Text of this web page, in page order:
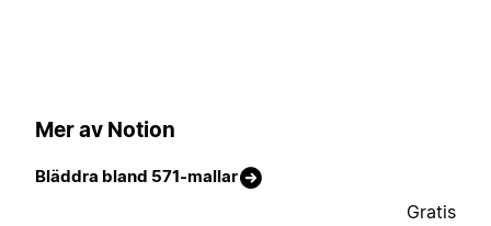
Mer av Notion
Bläddra bland 571-mallar
Gratis